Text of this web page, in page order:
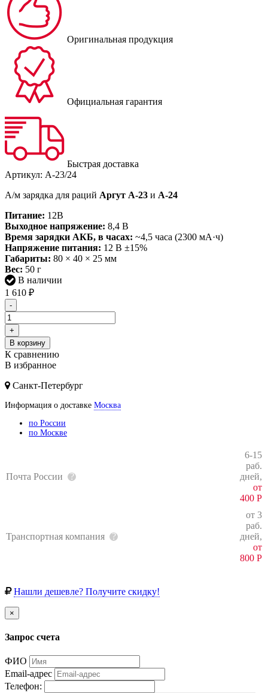
Оригинальная продукция
Официальная гарантия
Быстрая доставка
Артикул: А-23/24
А/м зарядка для раций Аргут А-23 и А-24
Питание: 12В
Выходное напряжение: 8,4 В
Время зарядки АКБ, в часах: ~4,5 часа (2300 мА·ч)
Напряжение питания: 12 В ±15%
Габариты: 80 × 40 × 25 мм
Вес: 50 г
В наличии
1 610 ₽
-
+
В корзину
К сравнению
В избранное
Санкт-Петербург
Информация о доставке Москва
по России
по Москве
Почта России
6-15
раб.
дней,
от
400 Р
Транспортная компания
от 3
раб.
дней,
от
800 Р
Нашли дешевле? Получите скидку!
×
Запрос счета
ФИО
Email-адрес
Телефон: